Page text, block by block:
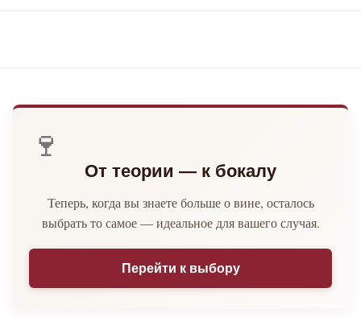
🍷
От теории — к бокалу
Теперь, когда вы знаете больше о вине, осталось
выбрать то самое — идеальное для вашего случая.
Перейти к выбору